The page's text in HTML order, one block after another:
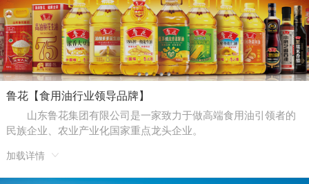
鲁花【食用油行业领导品牌】
山东鲁花集团有限公司是一家致力于做高端食用油引领者的
民族企业、农业产业化国家重点龙头企业。
加载详情